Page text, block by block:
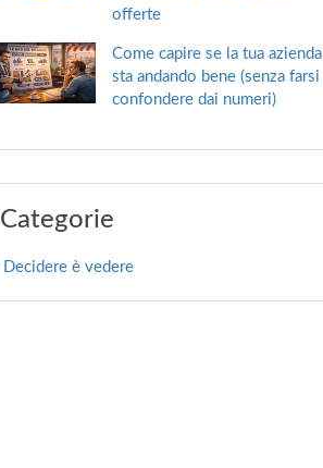
offerte
Come capire se la tua azienda
sta andando bene (senza farsi
confondere dai numeri)
Categorie
Decidere è vedere